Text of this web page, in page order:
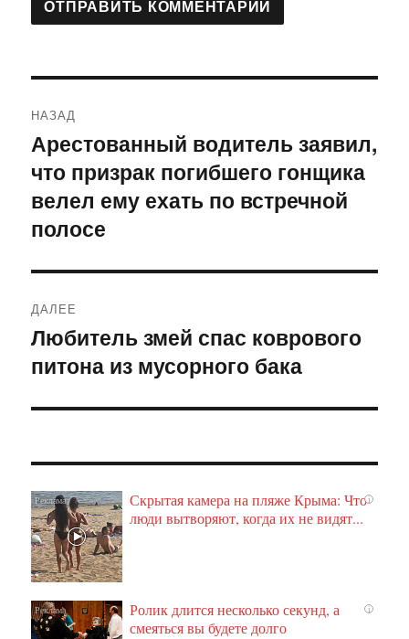
по
записям
НАЗАД
Предыдущая
запись:
Арестованный водитель заявил,
что призрак погибшего гонщика
велел ему ехать по встречной
полосе
ДАЛЕЕ
Следующая
запись:
Любитель змей спас коврового
питона из мусорного бака
i
Скрытая камера на пляже Крыма: Что
люди вытворяют, когда их не видят...
i
Ролик длится несколько секунд, а
смеяться вы будете долго